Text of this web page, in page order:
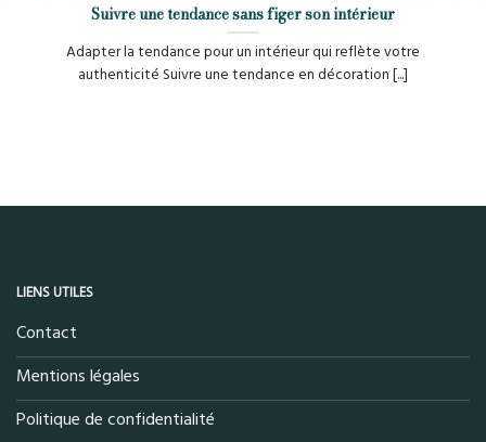
Suivre une tendance sans figer son intérieur
Adapter la tendance pour un intérieur qui reflète votre
authenticité Suivre une tendance en décoration [...]
LIENS UTILES
Contact
Mentions légales
Politique de confidentialité